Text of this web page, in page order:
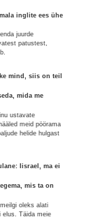
inglite ees ühe
juurde
patustest,
mind, siis on teil
mida me
ustavate
meid pöörama
helide hulgast
Iisrael, ma ei
mis ta on
oleks alati
elus. Täida meie